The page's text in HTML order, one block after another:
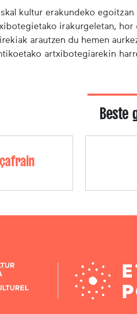
kultur erakundeko
irakurgeletan, hor
arautzen du hemen
artxibotegiarekin
Beste